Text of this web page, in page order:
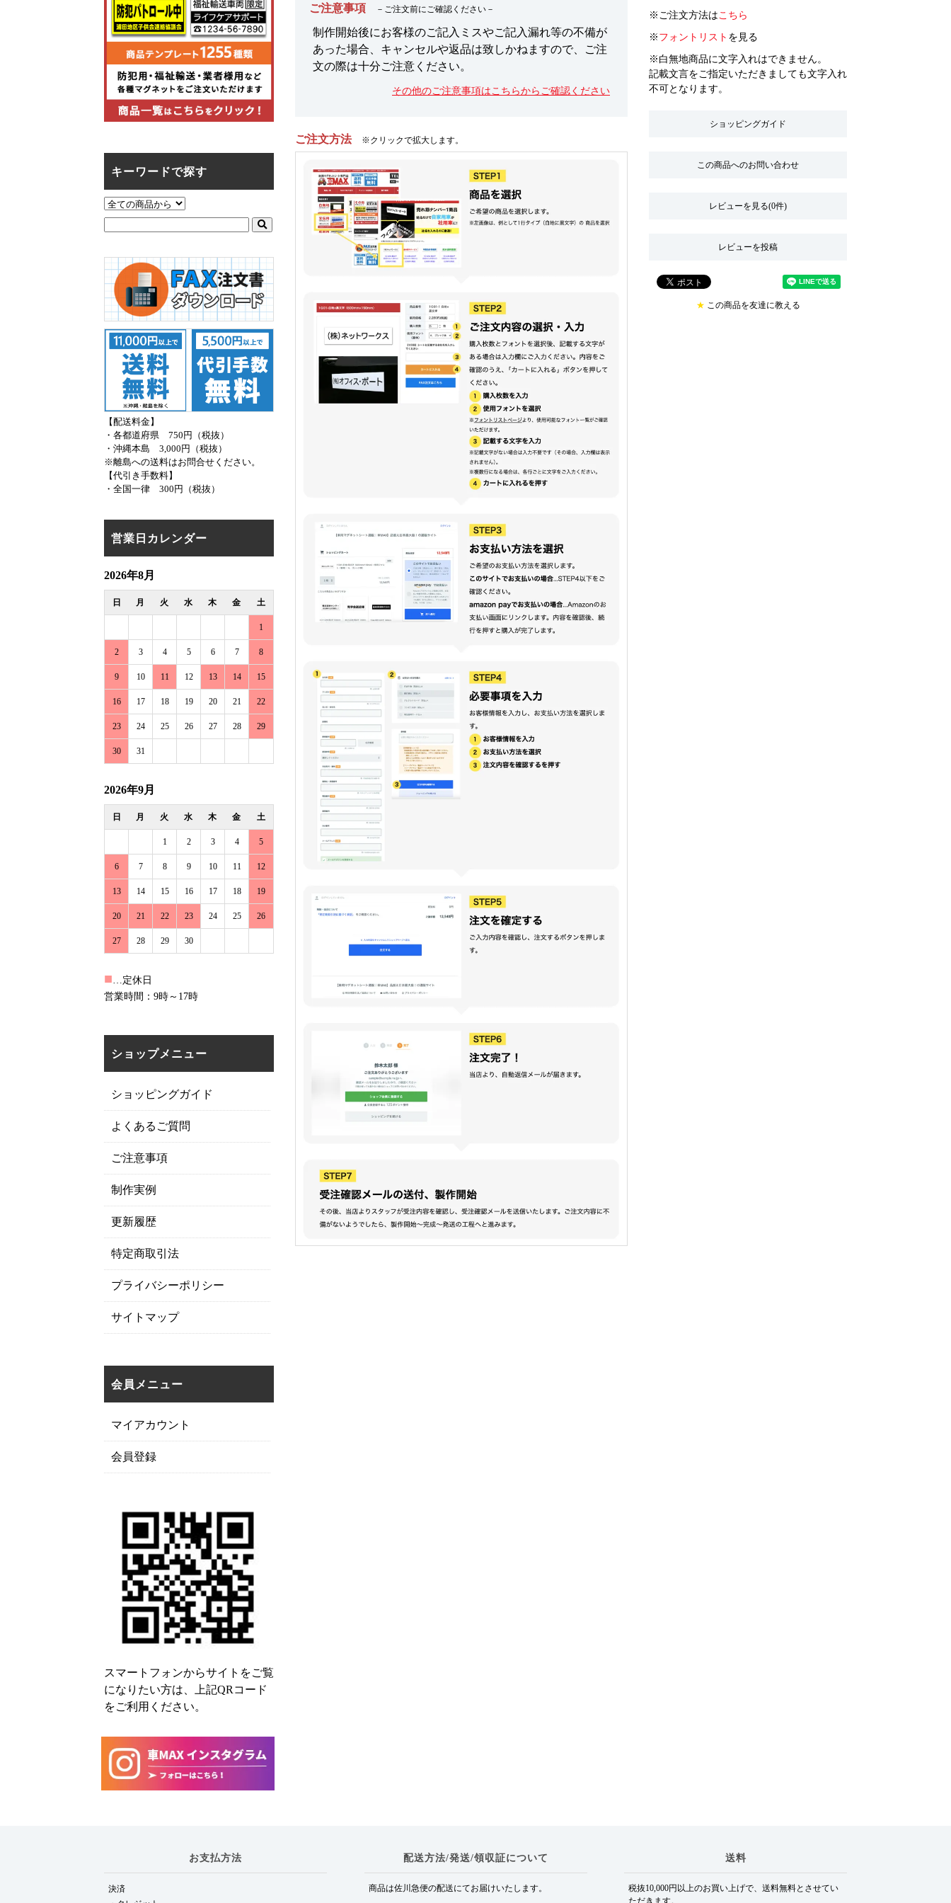
ご注意事項 －ご注文前にご確認ください－
制作開始後にお客様のご記入ミスやご記入漏れ等の不備が
あった場合、キャンセルや返品は致しかねますので、ご注
文の際は十分ご注意ください。
その他のご注意事項はこちらからご確認ください
ご注文方法 ※クリックで拡大します。
※ご注文方法は こちら
※ フォントリスト を見る
※白無地商品に文字入れはできません。
記載文言をご指定いただきましても文字入れ
不可となります。
ショッピングガイド
この商品へのお問い合わせ
レビューを見る(0件)
レビューを投稿
★ この商品を友達に教える
キーワードで探す
【配送料金】
・各都道府県 750円（税抜）
・沖縄本島 3,000円（税抜）
※離島への送料はお問合せください。
【代引き手数料】
・全国一律 300円（税抜）
営業日カレンダー
2026年8月
日 月 火 水 木 金 土
1
2 3 4 5 6 7 8
9 10 11 12 13 14 15
16 17 18 19 20 21 22
23 24 25 26 27 28 29
30 31
2026年9月
日 月 火 水 木 金 土
1 2 3 4 5
6 7 8 9 10 11 12
13 14 15 16 17 18 19
20 21 22 23 24 25 26
27 28 29 30
■ …定休日
営業時間：9時～17時
ショップメニュー
ショッピングガイド
よくあるご質問
ご注意事項
制作実例
更新履歴
特定商取引法
プライバシーポリシー
サイトマップ
会員メニュー
マイアカウント
会員登録
スマートフォンからサイトをご覧
になりたい方は、上記QRコード
をご利用ください。
お支払方法
決済
配送方法/発送/領収証について
商品は佐川急便の配送にてお届けいたします。
送料
税抜10,000円以上のお買い上げで、送料無料とさせてい